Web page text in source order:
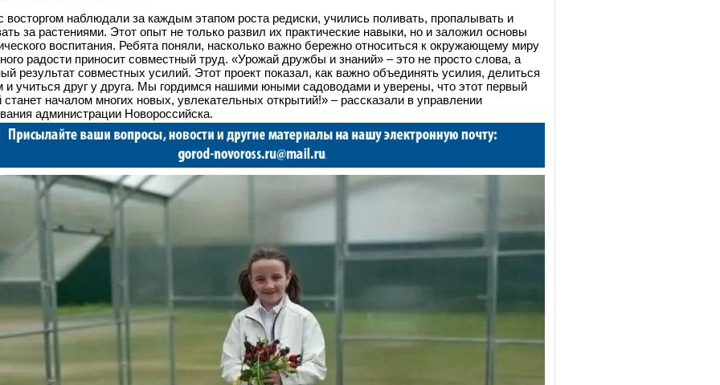
восторгом наблюдали за каждым этапом роста редиски, учились поливать, пропалывать и
за растениями. Этот опыт не только развил их практические навыки, но и заложил основы
воспитания. Ребята поняли, насколько важно бережно относиться к окружающему миру
радости приносит совместный труд. «Урожай дружбы и знаний» – это не просто слова, а
результат совместных усилий. Этот проект показал, как важно объединять усилия, делиться
и учиться друг у друга. Мы гордимся нашими юными садоводами и уверены, что этот первый
станет началом многих новых, увлекательных открытий!» –рассказали в управлении
администрации Новороссийска.